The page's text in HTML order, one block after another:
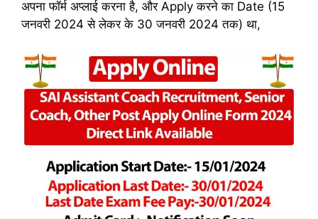
अपना फॉर्म अप्लाई करना है, और Apply करने का Date (15
जनवरी 2024 से लेकर के 30 जनवरी 2024 तक) था,